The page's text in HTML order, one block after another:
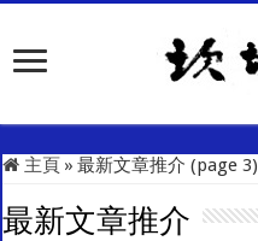
主頁 » 最新文章推介 (page 3)
最新文章推介